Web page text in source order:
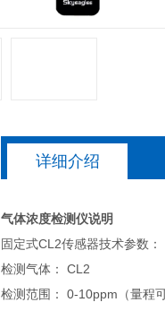
详细介绍
气体浓度检测仪说明
固定式CL2传感器技术参数：
检测气体： CL2
检测范围： 0-10ppm（量程可